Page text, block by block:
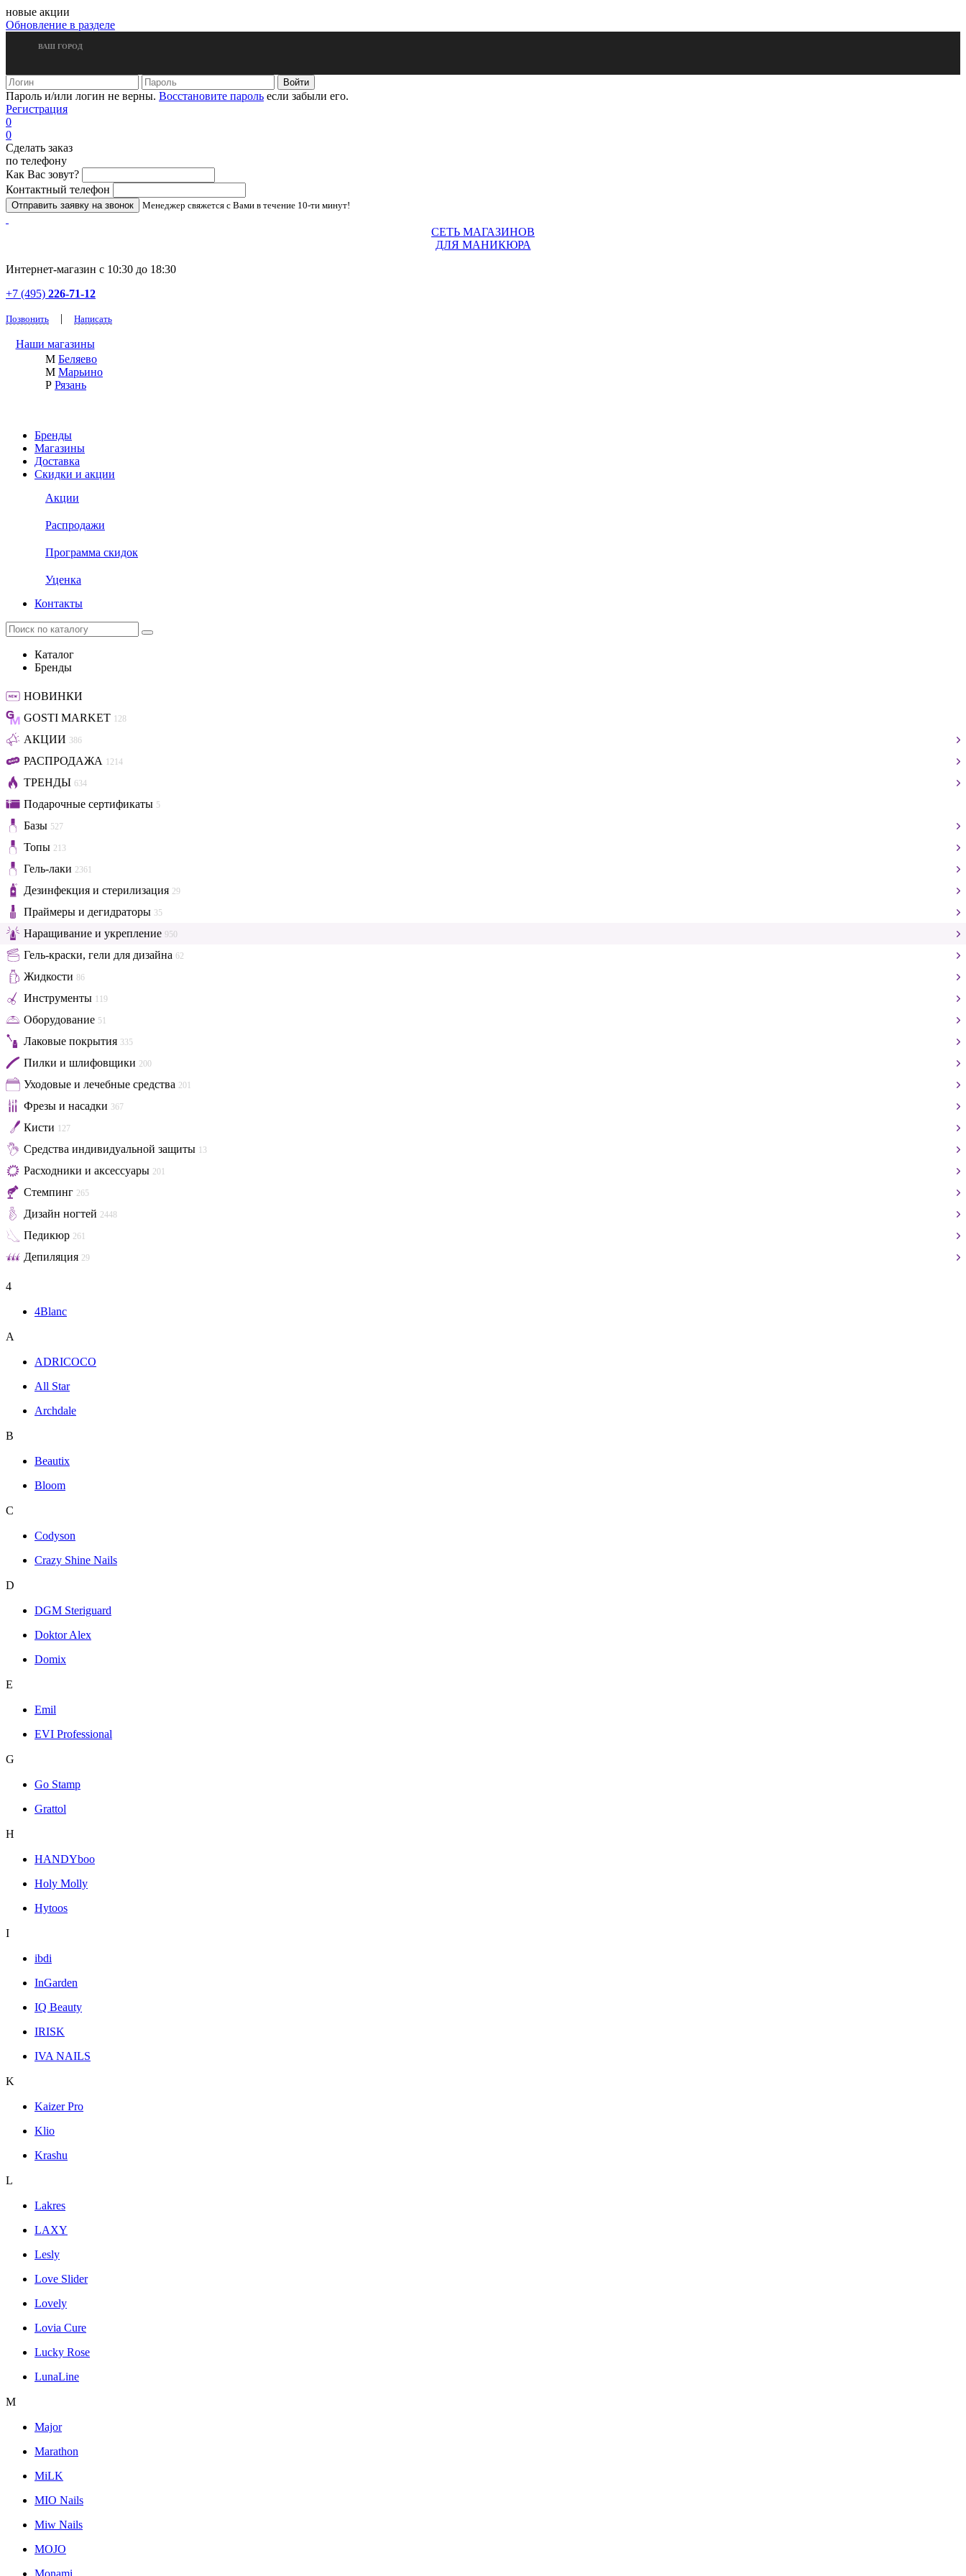
новые акции
Обновление в разделе
ВАШ ГОРОД
Пароль и/или логин не верны. Восстановите пароль если забыли его.
Регистрация
0
0
Сделать заказ
по телефону
Как Вас зовут?
Контактный телефон
Менеджер свяжется с Вами в течение 10-ти минут!
СЕТЬ МАГАЗИНОВ
ДЛЯ МАНИКЮРА
Интернет-магазин с 10:30 до 18:30
+7 (495) 226-71-12
Позвонить | Написать
Наши магазины
М Беляево
М Марьино
Р Рязань
Бренды
Магазины
Доставка
Скидки и акции
Акции
Распродажи
Программа скидок
Уценка
Контакты
Каталог
Бренды
НОВИНКИ
GOSTI MARKET 128
АКЦИИ 386
РАСПРОДАЖА 1214
ТРЕНДЫ 634
Подарочные сертификаты 5
Базы 527
Топы 213
Гель-лаки 2361
Дезинфекция и стерилизация 29
Праймеры и дегидраторы 35
Наращивание и укрепление 950
Гель-краски, гели для дизайна 62
Жидкости 86
Инструменты 119
Оборудование 51
Лаковые покрытия 335
Пилки и шлифовщики 200
Уходовые и лечебные средства 201
Фрезы и насадки 367
Кисти 127
Средства индивидуальной защиты 13
Расходники и аксессуары 201
Стемпинг 265
Дизайн ногтей 2448
Педикюр 261
Депиляция 29
4
4Blanc
A
ADRICOCO
All Star
Archdale
B
Beautix
Bloom
C
Codyson
Crazy Shine Nails
D
DGM Steriguard
Doktor Alex
Domix
E
Emil
EVI Professional
G
Go Stamp
Grattol
H
HANDYboo
Holy Molly
Hytoos
I
ibdi
InGarden
IQ Beauty
IRISK
IVA NAILS
K
Kaizer Pro
Klio
Krashu
L
Lakres
LAXY
Lesly
Love Slider
Lovely
Lovia Cure
Lucky Rose
LunaLine
M
Major
Marathon
MiLK
MIO Nails
Miw Nails
MOJO
Monami